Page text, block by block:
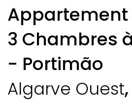
Appartement
3 Chambres
- Portimão
Algarve Ouest,